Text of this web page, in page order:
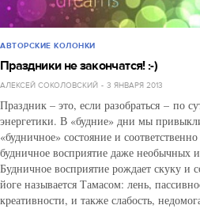
АВТОРСКИЕ КОЛОНКИ
Праздники не закончатся! :-)
АЛЕКСЕЙ СОКОЛОВСКИЙ 3 ЯНВАРЯ 2013
Праздник – это, если разобраться – по
энергетики. В «будние» дни мы
«будничное» состояние и
будничное восприятие даже необычных
Будничное восприятие рождает скуку и
йоге называется Тамасом: лень,
креативности, и также слабость,